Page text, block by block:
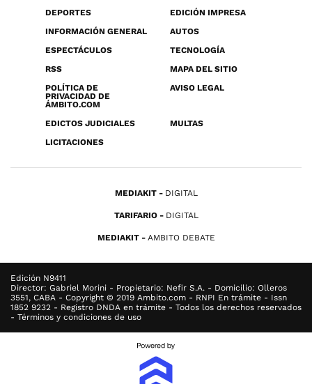
DEPORTES
EDICIÓN IMPRESA
INFORMACIÓN GENERAL
AUTOS
ESPECTÁCULOS
TECNOLOGÍA
RSS
MAPA DEL SITIO
POLÍTICA DE
PRIVACIDAD DE
ÁMBITO.COM
AVISO LEGAL
EDICTOS JUDICIALES
MULTAS
LICITACIONES
MEDIAKIT DIGITAL
TARIFARIO DIGITAL
MEDIAKIT AMBITO DEBATE
Edición N9411
Director: Gabriel Morini - Propietario: Nefir S.A. - Domicilio: Olleros
3551, CABA - Copyright © 2019 Ambito.com - RNPI En trámite - Issn
1852 9232 - Registro DNDA en trámite - Todos los derechos reservados
- Términos y condiciones de uso